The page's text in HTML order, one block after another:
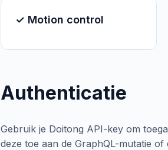
✓ Motion control
Authenticatie
Gebruik je Doitong API-key om
deze toe aan de GraphQL-mutatie of